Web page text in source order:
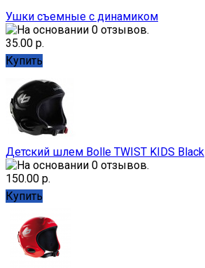
Ушки съемные с динамиком
35.00 р.
Купить
Детский шлем Bolle TWIST KIDS Black
150.00 р.
Купить